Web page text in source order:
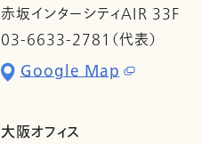
赤坂インターシティAIR 33F
03-6633-2781（代表）
Google Map
大阪オフィス